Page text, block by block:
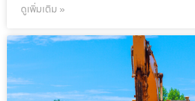
ดูเพิ่มเติม »